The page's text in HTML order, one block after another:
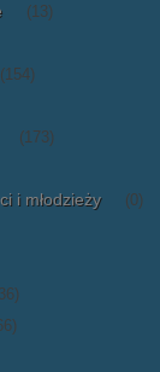
(13)
(154)
(173)
i młodzieży (0)